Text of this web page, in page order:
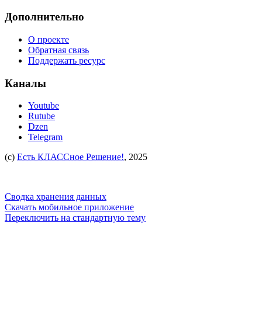
Дополнительно
О проекте
Обратная связь
Поддержать ресурс
Каналы
Youtube
Rutube
Dzen
Telegram
(c) Есть КЛАССное Решение!, 2025
Сводка хранения данных
Скачать мобильное приложение
Переключить на стандартную тему